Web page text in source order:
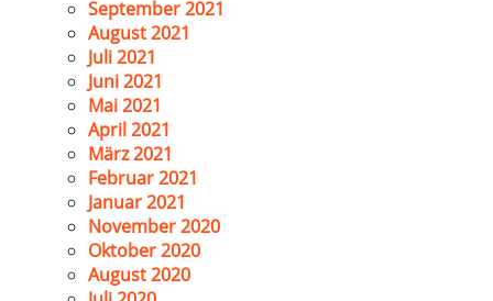
September 2021
August 2021
Juli 2021
Juni 2021
Mai 2021
April 2021
März 2021
Februar 2021
Januar 2021
November 2020
Oktober 2020
August 2020